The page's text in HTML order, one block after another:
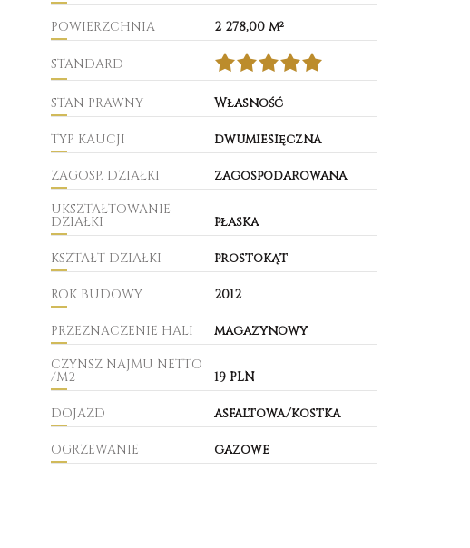
POWIERZCHNIA 2 278,00 m²
STANDARD
STAN PRAWNY Własność
TYP KAUCJI dwumiesięczna
ZAGOSP. DZIAŁKI
zagospodarowana
UKSZTAŁTOWANIE
DZIAŁKI płaska
KSZTAŁT DZIAŁKI prostokąt
ROK BUDOWY 2012
PRZEZNACZENIE HALI
magazynowy
CZYNSZ NAJMU NETTO
/M2 19 PLN
DOJAZD asfaltowa/kostka
OGRZEWANIE gazowe